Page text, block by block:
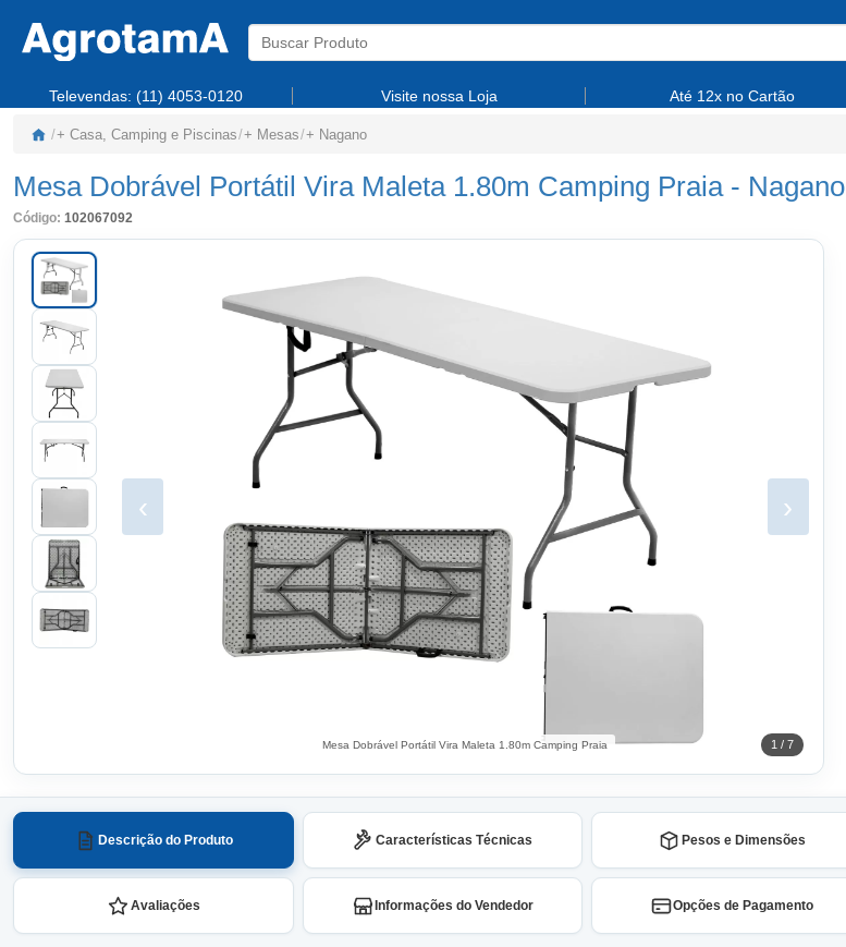
Televendas: (11) 4053-0120 Visite nossa Loja Até 12x no Cartão
/+ Casa, Camping e Piscinas/+ Mesas/+ Nagano
Mesa Dobrável Portátil Vira Maleta 1.80m Camping Praia- Nagano
Código: 102067092
‹ ›
Mesa Dobrável Portátil Vira Maleta 1.80m Camping Praia 1 / 7
Descrição do Produto Características Técnicas Pesos e Dimensões
Avaliações Informações do Vendedor Opções de Pagamento